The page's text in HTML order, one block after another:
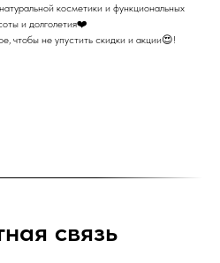
косметики и функциональных
и долголетия❤️
чтобы не упустить скидки и акции😍!
связь